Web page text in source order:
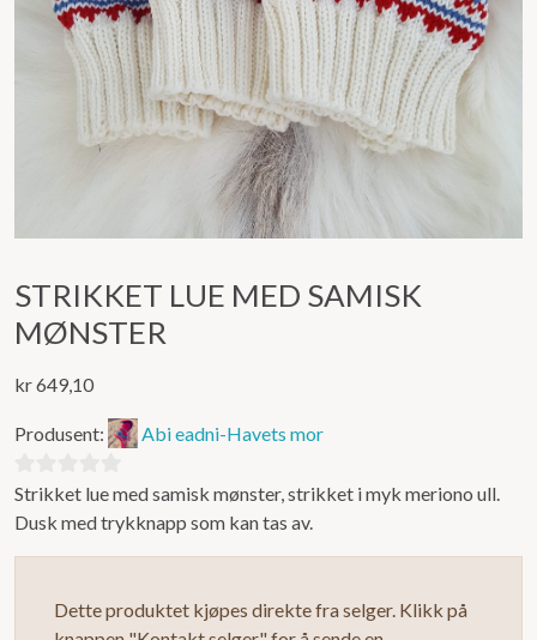
STRIKKET LUE MED SAMISK
MØNSTER
kr649,10
Produsent: Abi eadni-Havets mor
0
ut
Strikket lue med samisk mønster, strikket i myk meriono ull.
Dusk med trykknapp som kan tas av.
Dette produktet kjøpes direkte fra selger. Klikk på